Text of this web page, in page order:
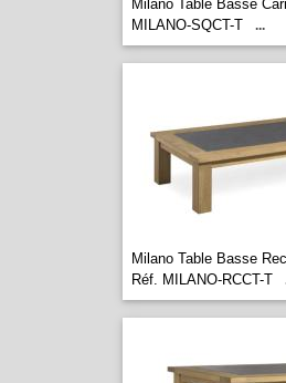
Milano Table Basse
MILANO-SQCT-T
...
Milano Table Basse
Réf. MILANO-RCCT-T